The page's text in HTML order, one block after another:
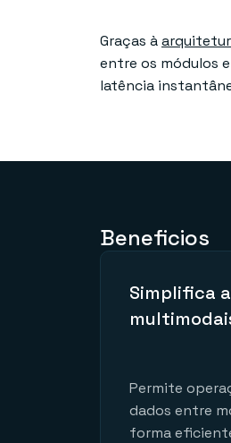
Graças à
entre os módulos
latência
Beneficios
Simplifica
Permite
dados entre
forma